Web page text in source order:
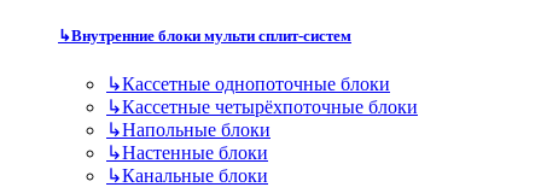
↳Внутренние блоки мульти сплит-систем
↳Кассетные однопоточные блоки
↳Кассетные четырёхпоточные блоки
↳Напольные блоки
↳Настенные блоки
↳Канальные блоки